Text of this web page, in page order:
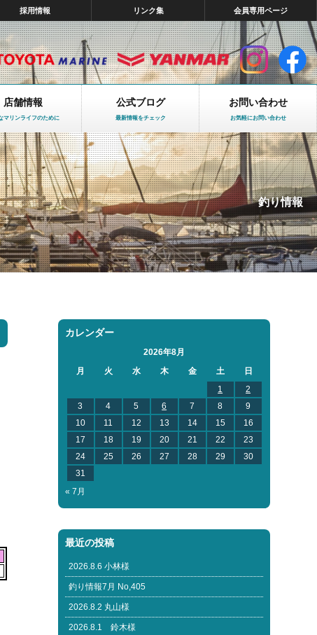
採用情報 リンク集 会員専用ページ
店舗情報
マリンライフのために
公式ブログ
最新情報をチェック
お問い合わせ
お気軽にお問い合わせ
釣り情報
カレンダー
2026年8月
月
火 水 木 金 土
日
1
2
3
4 5 6 7 8
9
10
11 12 13 14 15
16
17
18 19 20 21 22
23
24
25 26 27 28 29
30
31
« 7月
最近の投稿
2026.8.6 小林様
釣り情報7月 No,405
2026.8.2 丸山様
2026.8.1 鈴木様